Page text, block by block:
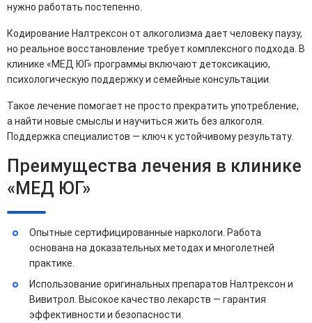
нужно работать постепенно.
Кодирование Налтрексон от алкоголизма дает человеку паузу,
но реальное восстановление требует комплексного подхода. В
клинике «МЕД ЮГ» программы включают детоксикацию,
психологическую поддержку и семейные консультации.
Такое лечение помогает не просто прекратить употребление,
а найти новые смыслы и научиться жить без алкоголя.
Поддержка специалистов — ключ к устойчивому результату.
Преимущества лечения в клинике
«МЕД ЮГ»
Опытные сертифицированные наркологи. Работа
основана на доказательных методах и многолетней
практике.
Использование оригинальных препаратов Налтрексон и
Вивитрол. Высокое качество лекарств — гарантия
эффективности и безопасности.